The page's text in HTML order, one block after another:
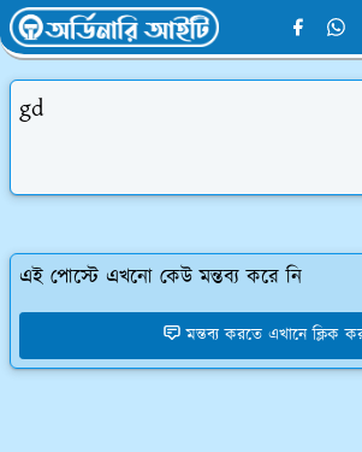
gd
এই পোস্টে এখনো কেউ মন্তব্য করে নি
মন্তব্য করতে এখানে ক্লিক